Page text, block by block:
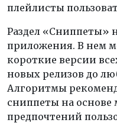
плейлисты
Раздел «Сниппеты»
приложения. В нем
короткие версии
новых релизов до
Алгоритмы
сниппеты на основе
предпочтений